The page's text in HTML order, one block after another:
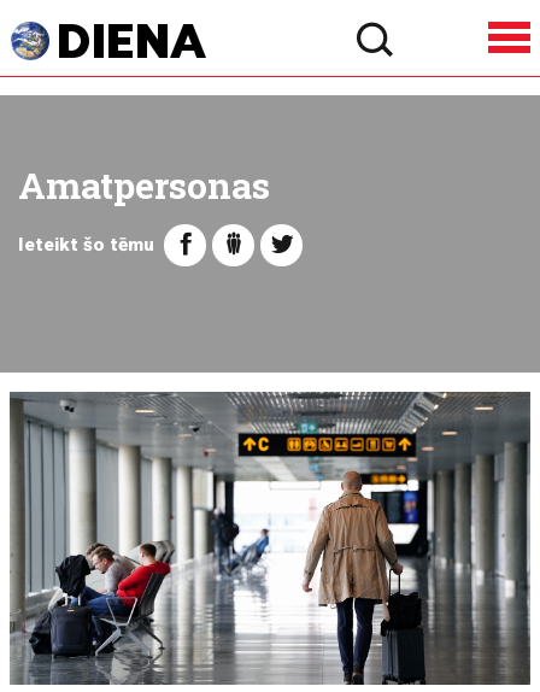
Amatpersonas
Ieteikt šo tēmu